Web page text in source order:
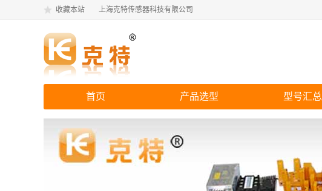
收藏本站 上海克特传感器科技有限公司
首页 产品选型 型号汇总